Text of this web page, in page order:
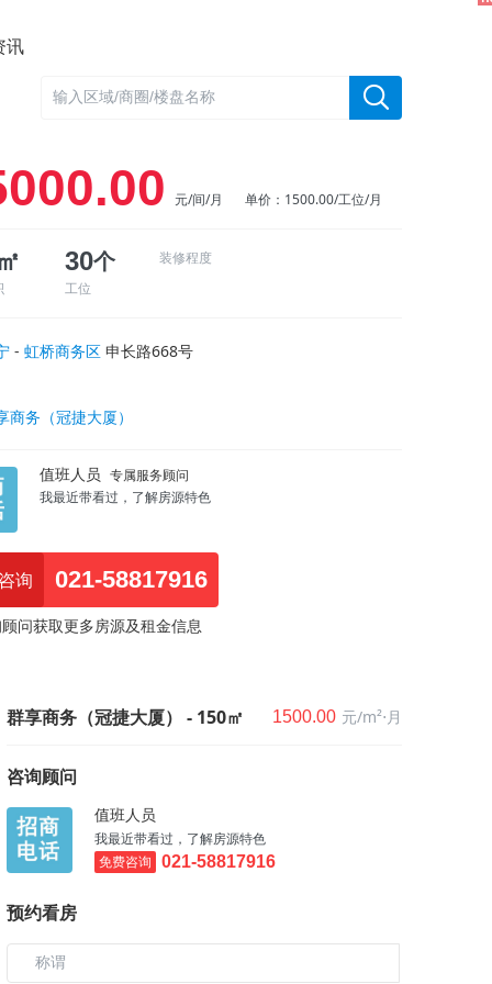
讯
元/间/月 单价：1500.00/工位/月
30个
工位
装修程度
- 虹桥商务区 申长路668号
商务（冠捷大厦）
值班人员 专属服务顾问
我最近带看过，了解房源特色
询 021-58817916
问获取更多房源及租金信息
群享商务（冠捷大厦） - 150㎡ 1500.00 元/m²⋅月
咨询顾问
值班人员
我最近带看过，了解房源特色
免费咨询 021-58817916
预约看房